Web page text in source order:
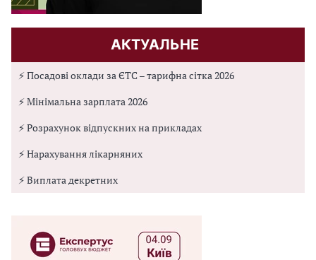
АКТУАЛЬНЕ
⚡ Посадові оклади за ЄТС – тарифна сітка 2026
⚡ Мінімальна зарплата 2026
⚡ Розрахунок відпускних на прикладах
⚡ Нарахування лікарняних
⚡ Виплата декретних